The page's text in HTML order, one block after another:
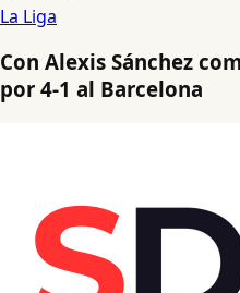
La Liga
Con Alexis Sánchez
por 4-1 al Barcelona